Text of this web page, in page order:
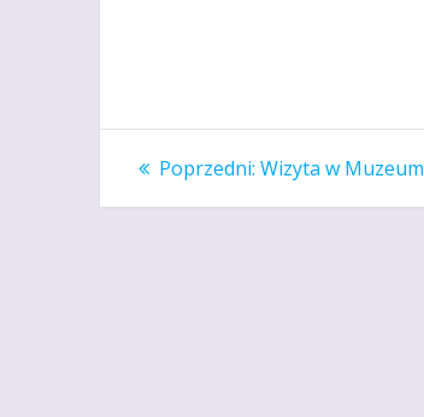
Nawigacja
wpisu
Poprzedni: Poprzedni
Wizyta w